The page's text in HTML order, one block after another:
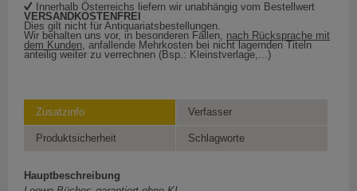
Innerhalb Österreichs liefern wir unabhängig vom Bestellwert
VERSANDKOSTENFREI
Dies gilt nicht für Antiquariatsbestellungen.
Wir behalten uns vor, in besonderen Fällen, nach Rücksprache mit
dem Kunden, anfallende Mehrkosten bei nicht lagernden Titeln
anteilig weiter zu verrechnen (Bsp.: Kleinstverlage,...)
Zusatzinfo Verfasser
Produktsicherheit Schlagworte
Hauptbeschreibung